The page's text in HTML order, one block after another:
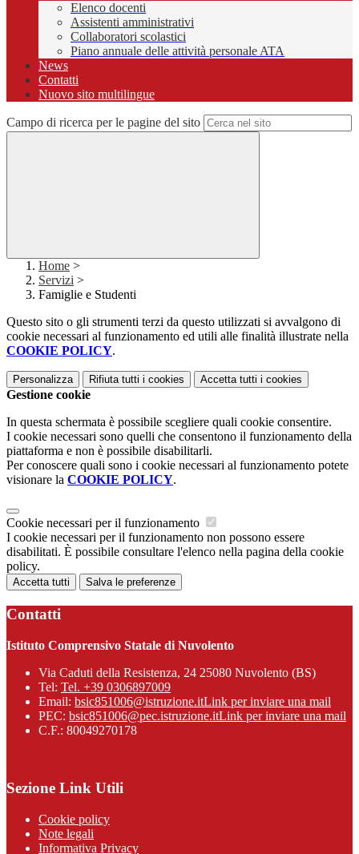
Elenco docenti
Assistenti amministrativi
Collaboratori scolastici
Piano annuale delle attività personale ATA
News
Contatti
Nuovo sito multilingue
Campo di ricerca per le pagine del sito
Home >
Servizi >
Famiglie e Studenti
Questo sito o gli strumenti terzi da questo utilizzati si avvalgono di
cookie necessari al funzionamento ed utili alle finalità illustrate nella
COOKIE POLICY.
Personalizza Rifiuta tutti i cookies Accetta tutti i cookies
Gestione cookie
In questa schermata è possibile scegliere quali cookie consentire.
I cookie necessari sono quelli che consentono il funzionamento della
piattaforma e non è possibile disabilitarli.
Per conoscere quali sono i cookie necessari al funzionamento potete
visionare la COOKIE POLICY.
Cookie necessari per il funzionamento
I cookie necessari per il funzionamento non possono essere
disabilitati. È possibile consultare l'elenco nella pagina della cookie
policy.
Accetta tutti Salva le preferenze
Contatti
Istituto Comprensivo Statale di Nuvolento
Via Caduti della Resistenza, 24 25080 Nuvolento (BS)
Tel: Tel. +39 0306897009
Email: bsic851006@istruzione.itLink per inviare una mail
PEC: bsic851006@pec.istruzione.itLink per inviare una mail
C.F.: 80049270178
Sezione Link Utili
Cookie policy
Note legali
Informativa Privacy